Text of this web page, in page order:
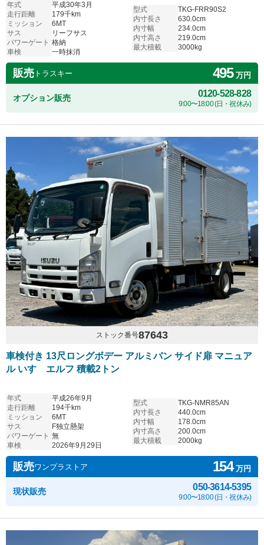
年式
平成30年3月
走行距離
179千km
ミッション
6MT
サス
リーフサス
パワーゲート 格納
車検
一時抹消
型式
TKG-FRR90S2
内寸長さ
630.0cm
内寸幅
234.0cm
内寸高さ
219.0cm
最大積載
3000kg
販売 トラスキー 495万円
オプション販売 0120-528-828
9:00〜18:00 (日・祝休み)
ストック番号87643
車検付き 13尺ロングボデー アルミバン サイド扉 マニュア
ル いすゞエルフ 積載2トン
年式
平成26年9月
走行距離
194千km
ミッション
6MT
サス
F独立懸架
パワーゲート 無
車検
2026年9月29日
型式
TKG-NMR85AN
内寸長さ
440.0cm
内寸幅
178.0cm
内寸高さ
200.0cm
最大積載
2000kg
販売ワンプラストア 154万円
現状販売 050-3614-5395
9:00〜18:00 (日・祝休み)